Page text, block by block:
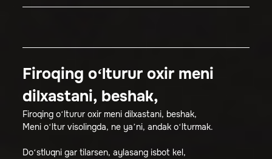
Firoqing o‘lturur oxir meni
dilxastani, beshak,
Firoqing o‘lturur oxir meni dilxastani, beshak,
Meni o‘ltur visolingda, ne ya’ni, andak o‘lturmak.
Do‘stluqni gar tilarsen, aylasang isbot kel,